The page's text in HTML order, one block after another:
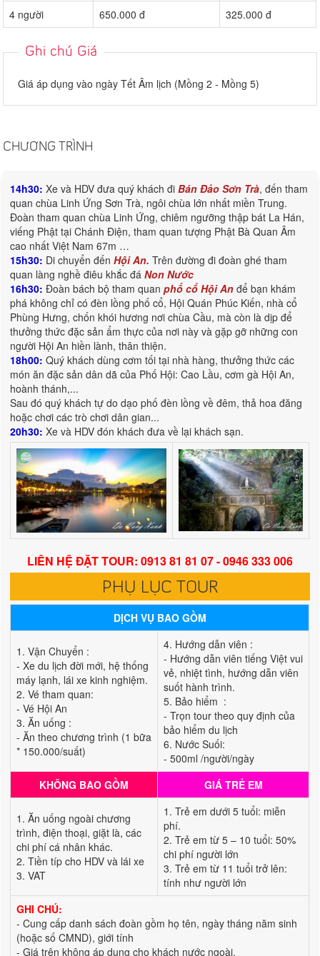
4 người
650.000 đ 325.000 đ
Ghi chú Giá
Giá áp dụng vào ngày Tết Âm lịch (Mồng 2 - Mồng 5)
CHƯƠNG TRÌNH
14h30:Xe và HDV đưa quý khách điBán Đảo Sơn Trà, đến tham
quan chùa Linh Ứng Sơn Trà, ngôi chùa lớn nhất miền Trung.
Đoàn tham quan chùa Linh Ứng, chiêm ngưỡng thập bát La Hán,
viếng Phật tại Chánh Điện, tham quan tượng Phật Bà Quan Âm
cao nhất Việt Nam 67m …
15h30: Di chuyển đến Hội An.Trên đường đi đoàn ghé tham
quan làng nghề điêu khắc đá Non Nước
16h30:Đoàn bách bộ tham quan phố cổ Hội An để bạn khám
phá không chỉ có đèn lồng phố cổ, Hội Quán Phúc Kiến, nhà cổ
Phùng Hưng, chốn khói hương nơi chùa Cầu, mà còn là dịp để
thưởng thức đặc sản ẩm thực của nơi này và gặp gỡ những con
người Hội An hiền lành, thân thiện.
18h00: Quý khách dùng cơm tối tại nhà hàng, thưởng thức các
món ăn đặc sản dân dã của Phố Hội: Cao Lầu, cơm gà Hội An,
hoành thánh,...
Sau đó quý khách tự do dạo phố đèn lồng về đêm, thả hoa đăng
hoặc chơi các trò chơi dân gian...
20h30:Xe và HDV đón khách đưa về lại khách sạn.
LIÊN HỆ ĐẶT TOUR: 0913 81 81 07 - 0946 333 006
PHỤ LỤC TOUR
DỊCH VỤ BAO GỒM
1. Vận Chuyển :
- Xe du lịch đời mới, hệ thống
máy lạnh, lái xe kinh nghiệm.
2. Vé tham quan:
- Vé Hội An
3. Ăn uống :
- Ăn theo chương trình (1 bữa
* 150.000/suất)
4. Hướng dẫn viên :
- Hướng dẫn viên tiếng Việt vui
vẻ, nhiệt tình, hướng dẫn viên
suốt hành trình.
5. Bảo hiểm :
- Trọn tour theo quy định của
bảo hiểm du lịch
6. Nước Suối:
- 500ml /người/ngày
KHÔNG BAO GỒM
GIÁ TRẺ EM
1. Ăn uống ngoài chương
trình, điện thoại, giặt là, các
chi phí cá nhân khác.
2. Tiền típ cho HDV và lái xe
3. VAT
1. Trẻ em dưới 5 tuổi: miễn
phí.
2. Trẻ em từ 5 – 10 tuổi: 50%
chi phí người lớn
3. Trẻ em từ 11 tuổi trở lên:
tính như người lớn
GHI CHÚ:
- Cung cấp danh sách đoàn gồm họ tên, ngày tháng năm sinh
(hoặc số CMND), giới tính
- Giá trên không áp dụng cho khách nước ngoài.